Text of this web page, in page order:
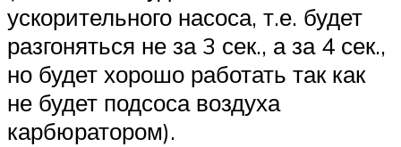
ускорительного насоса, т.е. будет
разгоняться не за 3 сек., а за 4 сек.,
но будет хорошо работать так как
не будет подсоса воздуха
карбюратором).